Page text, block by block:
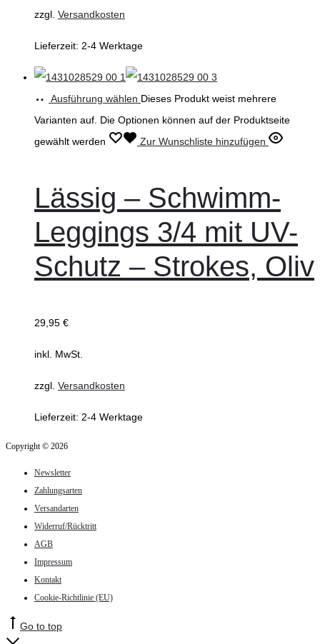
zzgl. Versandkosten
Lieferzeit: 2-4 Werktage
Ausführung wählen Dieses Produkt weist mehrere
Varianten auf. Die Optionen können auf der Produktseite
gewählt werden
Zur Wunschliste hinzufügen
Lässig – Schwimm-
Leggings 3/4 mit UV-
Schutz – Strokes, Oliv
29,95 €
inkl. MwSt.
zzgl. Versandkosten
Lieferzeit: 2-4 Werktage
Copyright © 2026
Newsletter
Zahlungsarten
Versandarten
Widerruf/Rücktritt
AGB
Impressum
Kontakt
Cookie-Richtlinie (EU)
Go to top